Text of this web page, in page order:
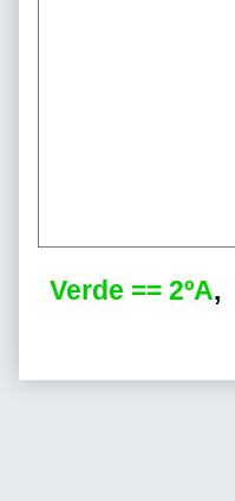
Verde == 2ºA,